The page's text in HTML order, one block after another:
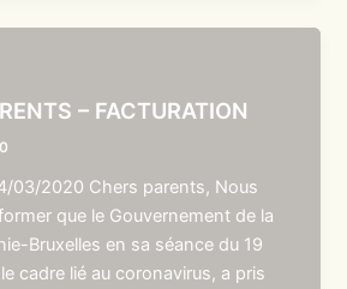
– FACTURATION
03/2020 Chers parents, Nous
que le Gouvernement de la
Bruxelles en sa séance du 19
cadre lié au coronavirus, a pris